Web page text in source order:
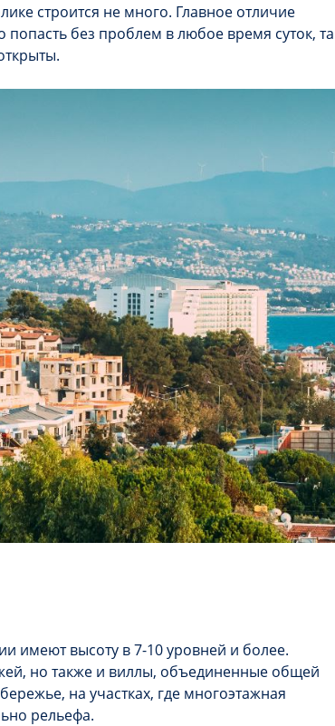
строится не много. Главное отличие
без проблем в любое время суток,
имеют высоту в 7-10 уровней и более.
но также и виллы, объединенные общей
на участках, где многоэтажная
рельефа.